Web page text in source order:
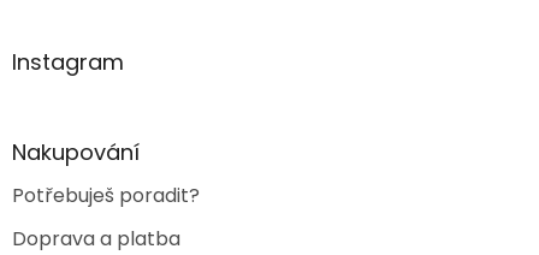
aInstagram
Nakupování
Potřebuješ poradit?
Doprava a platba